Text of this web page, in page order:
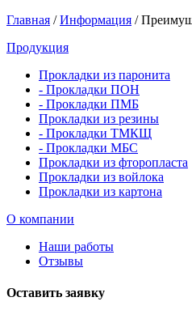
Главная /Информация /
Продукция
Прокладки из паронита
- Прокладки ПОН
- Прокладки ПМБ
Прокладки из резины
- Прокладки ТМКЩ
- Прокладки МБС
Прокладки из фторопласта
Прокладки из войлока
Прокладки из картона
О компании
Наши работы
Отзывы
Оставить заявку